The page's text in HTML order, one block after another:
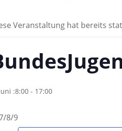
Veranstaltung hat bereits
:8:00 - 17:00
8/9